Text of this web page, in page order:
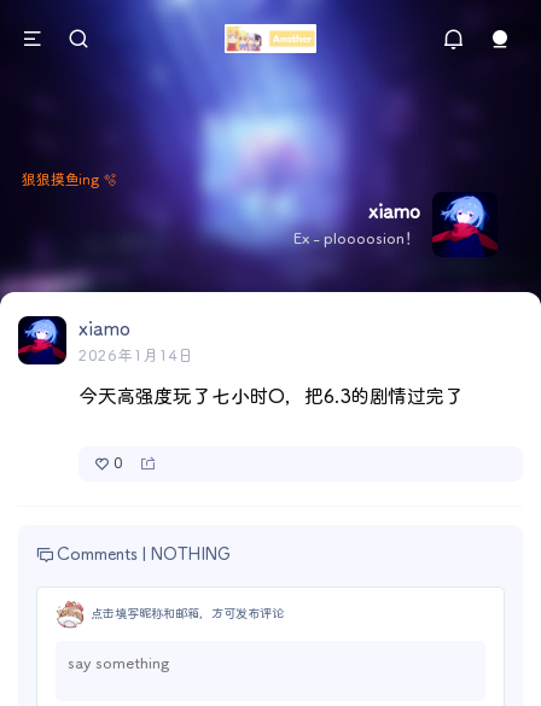
xiamo
Ex - ploooosion！
狠狠摸鱼ing 🫧
xiamo
2026年1月14日
今天高强度玩了七小时O，把6.3的剧情过完了
0
Comments | NOTHING
点击填写昵称和邮箱，方可发布评论